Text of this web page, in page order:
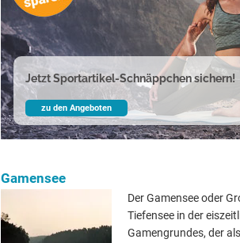
Jetzt Sportartikel-Schnäppchen sichern!
zu den Angeboten
Gamensee
Der Gamensee oder
Tiefensee in der
Gamengrundes, der